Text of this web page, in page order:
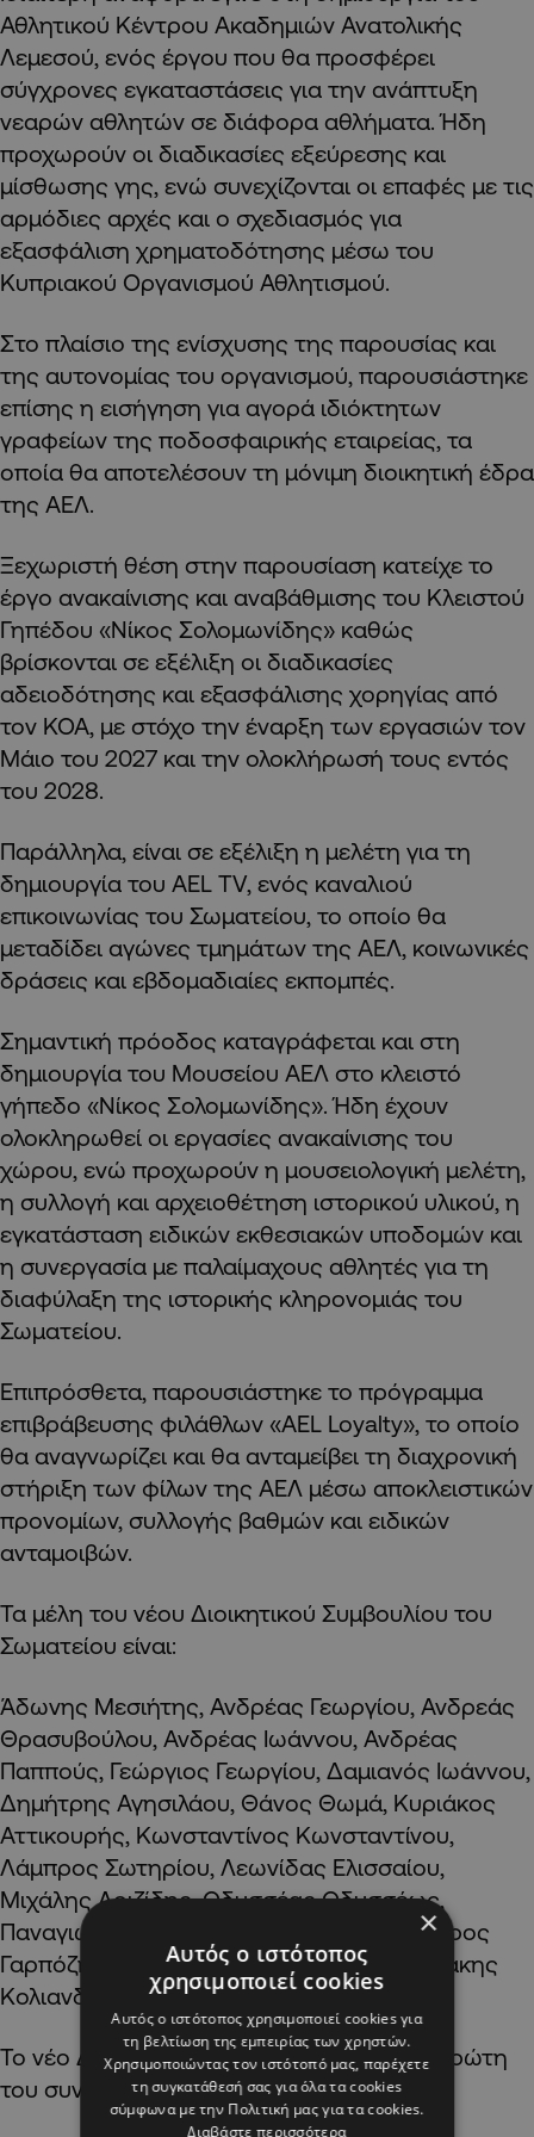
Αθλητικού Κέντρου Ακαδημιών Ανατολικής
Λεμεσού, ενός έργου που θα προσφέρει
σύγχρονες εγκαταστάσεις για την ανάπτυξη
νεαρών αθλητών σε διάφορα αθλήματα. Ήδη
προχωρούν οι διαδικασίες εξεύρεσης και
μίσθωσης γης, ενώ συνεχίζονται οι επαφές με τις
αρμόδιες αρχές και ο σχεδιασμός για
εξασφάλιση χρηματοδότησης μέσω του
Κυπριακού Οργανισμού Αθλητισμού.
Στο πλαίσιο της ενίσχυσης της παρουσίας και
της αυτονομίας του οργανισμού, παρουσιάστηκε
επίσης η εισήγηση για αγορά ιδιόκτητων
γραφείων της ποδοσφαιρικής εταιρείας, τα
οποία θα αποτελέσουν τη μόνιμη διοικητική έδρα
της ΑΕΛ.
Ξεχωριστή θέση στην παρουσίαση κατείχε το
έργο ανακαίνισης και αναβάθμισης του Κλειστού
Γηπέδου «Νίκος Σολομωνίδης» καθώς
βρίσκονται σε εξέλιξη οι διαδικασίες
αδειοδότησης και εξασφάλισης χορηγίας από
τον ΚΟΑ, με στόχο την έναρξη των εργασιών τον
Μάιο του 2027 και την ολοκλήρωσή τους εντός
του 2028.
Παράλληλα, είναι σε εξέλιξη η μελέτη για τη
δημιουργία του AEL TV, ενός καναλιού
επικοινωνίας του Σωματείου, το οποίο θα
μεταδίδει αγώνες τμημάτων της ΑΕΛ, κοινωνικές
δράσεις και εβδομαδιαίες εκπομπές.
Σημαντική πρόοδος καταγράφεται και στη
δημιουργία του Μουσείου ΑΕΛ στο κλειστό
γήπεδο «Νίκος Σολομωνίδης». Ήδη έχουν
ολοκληρωθεί οι εργασίες ανακαίνισης του
χώρου, ενώ προχωρούν η μουσειολογική μελέτη,
η συλλογή και αρχειοθέτηση ιστορικού υλικού, η
εγκατάσταση ειδικών εκθεσιακών υποδομών και
η συνεργασία με παλαίμαχους αθλητές για τη
διαφύλαξη της ιστορικής κληρονομιάς του
Σωματείου.
Επιπρόσθετα, παρουσιάστηκε το πρόγραμμα
επιβράβευσης φιλάθλων «AEL Loyalty», το οποίο
θα αναγνωρίζει και θα ανταμείβει τη διαχρονική
στήριξη των φίλων της ΑΕΛ μέσω αποκλειστικών
προνομίων, συλλογής βαθμών και ειδικών
ανταμοιβών.
Τα μέλη του νέου Διοικητικού Συμβουλίου του
Σωματείου είναι:
Άδωνης Μεσιήτης, Ανδρέας Γεωργίου, Ανδρεάς
Θρασυβούλου, Ανδρέας Ιωάννου, Ανδρέας
Παππούς, Γεώργιος Γεωργίου, Δαμιανός Ιωάννου,
Δημήτρης Αγησιλάου, Θάνος Θωμά, Κυριάκος
Αττικουρής, Κωνσταντίνος Κωνσταντίνου,
Λάμπρος Σωτηρίου, Λεωνίδας Ελισσαίου,
Μιχάλης Λοιζίδης, Οδυσσέας Οδυσσέως,
Παναγιώτης Πουλλής, Παύλος Σάββα, Πέτρος
Γαρπόζης, Σταύρος Χαραλάμπους, Χρηστάκης
Κολιανδρής.
Το νέο Δ.Σ. θα καταρτιστεί σε σώμα στη πρώτη
του συνεδρία.
×
Αυτός ο ιστότοπος
χρησιμοποιεί cookies
Αυτός ο ιστότοπος χρησιμοποιεί cookies για
τη βελτίωση της εμπειρίας των χρηστών.
Χρησιμοποιώντας τον ιστότοπό μας, παρέχετε
τη συγκατάθεσή σας για όλα τα cookies
σύμφωνα με την Πολιτική μας για τα cookies.
Διαβάστε περισσότερα